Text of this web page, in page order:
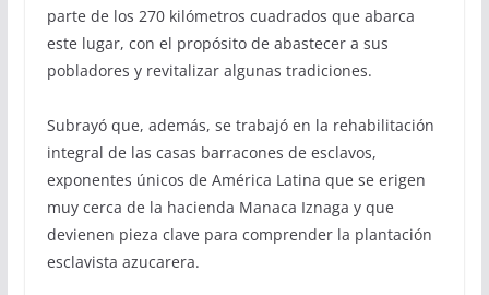
parte de los 270 kilómetros cuadrados que abarca
este lugar, con el propósito de abastecer a sus
pobladores y revitalizar algunas tradiciones.
Subrayó que, además, se trabajó en la rehabilitación
integral de las casas barracones de esclavos,
exponentes únicos de América Latina que se erigen
muy cerca de la hacienda Manaca Iznaga y que
devienen pieza clave para comprender la plantación
esclavista azucarera.